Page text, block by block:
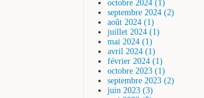
octobre 2024 (1)
septembre 2024 (2)
août 2024 (1)
juillet 2024 (1)
mai 2024 (1)
avril 2024 (1)
février 2024 (1)
octobre 2023 (1)
septembre 2023 (2)
juin 2023 (3)